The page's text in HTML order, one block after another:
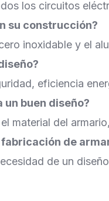
los circuitos
su construcción?
inoxidable y el
eficiencia
un buen diseño?
material del
fabricación de
de un